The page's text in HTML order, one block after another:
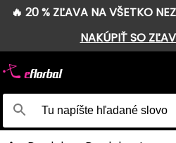
🔥 20 % ZĽAVA NA VŠETKO
NAKÚPIŤ SO